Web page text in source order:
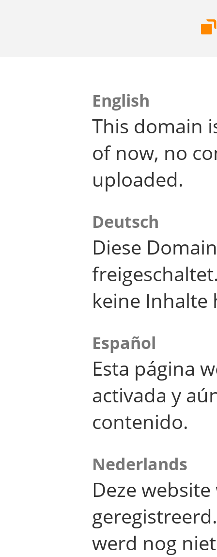
English
This domain
of now, no
uploaded.
Deutsch
Diese
keine Inhalte
Español
Esta página
activada y
contenido.
Nederlands
Deze
werd nog